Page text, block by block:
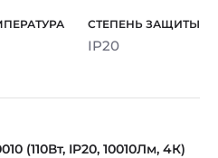
IP20
(110Вт, IP20, 10010Лм, 4К)